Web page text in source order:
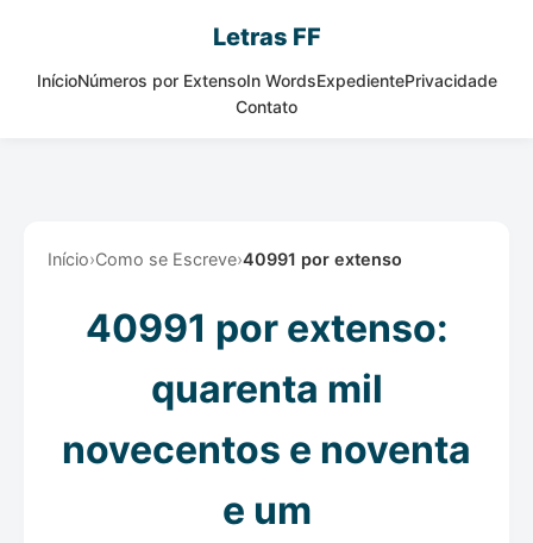
Letras FF
InícioNúmeros por ExtensoIn WordsExpedientePrivacidade
Contato
Início›Como se Escreve›40991 por extenso
40991 por extenso:
quarenta mil
novecentos e noventa
e um